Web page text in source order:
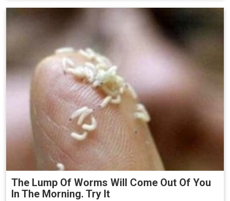
The Lump Of Worms Will Come Out Of You
In The Morning. Try It